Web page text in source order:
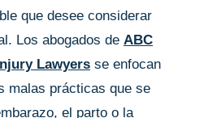
que desee considerar
Los abogados de ABC
Lawyers se enfocan
malas prácticas que se
el parto o la